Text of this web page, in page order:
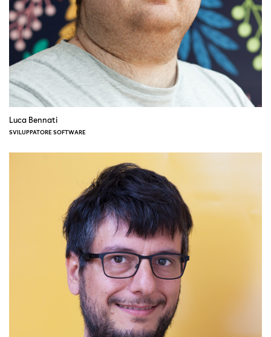
Luca Bennati
SVILUPPATORE SOFTWARE